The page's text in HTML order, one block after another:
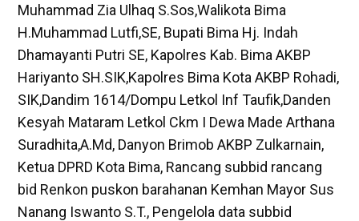
Muhammad Zia Ulhaq S.Sos,Walikota Bima
H.Muhammad Lutfi,SE, Bupati Bima Hj. Indah
Dhamayanti Putri SE, Kapolres Kab. Bima AKBP
Hariyanto SH.SIK,Kapolres Bima Kota AKBP Rohadi,
SIK,Dandim 1614/Dompu Letkol Inf Taufik,Danden
Kesyah Mataram Letkol Ckm I Dewa Made Arthana
Suradhita,A.Md, Danyon Brimob AKBP Zulkarnain,
Ketua DPRD Kota Bima, Rancang subbid rancang
bid Renkon puskon barahanan Kemhan Mayor Sus
Nanang Iswanto S.T., Pengelola data subbid